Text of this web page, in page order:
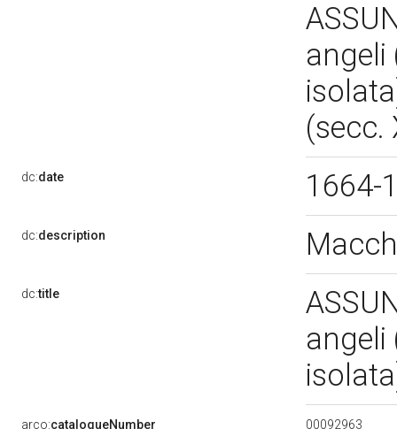
angeli
(secc.
dc:date 1664-
dc:description
dc:title
angeli
arco:catalogueNumber 00092963